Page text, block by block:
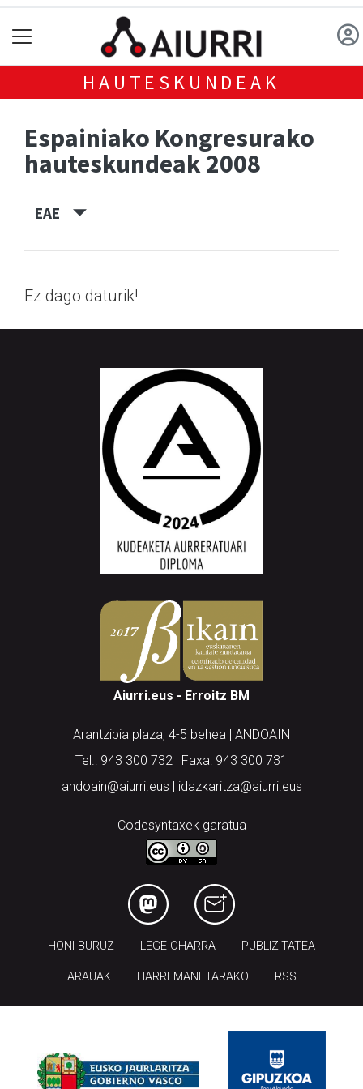
HAUTESKUNDEAK
Espainiako Kongresurako
hauteskundeak 2008
EAE
Ez dago daturik!
Aiurri.eus - Erroitz BM
Arantzibia plaza, 4-5 behea | ANDOAIN
Tel.: 943 300 732 | Faxa: 943 300 731
andoain@aiurri.eus | idazkaritza@aiurri.eus
Codesyntaxek garatua
HONI BURUZ LEGE OHARRA PUBLIZITATEA
ARAUAK HARREMANETARAKO RSS